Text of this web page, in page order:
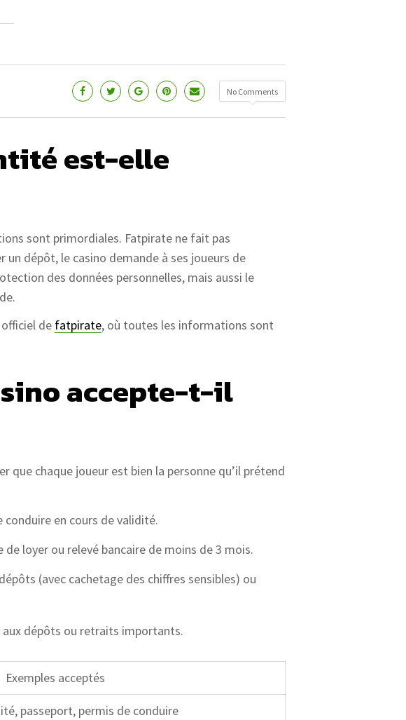
No Comments
est-elle
sont primordiales. Fatpirate ne fait pas
dépôt, le casino demande à ses joueurs de
des données personnelles, mais aussi le
de fatpirate, où toutes les informations sont
accepte-t-il
que chaque joueur est bien la personne qu’il prétend
en cours de validité.
loyer ou relevé bancaire de moins de 3 mois.
(avec cachetage des chiffres sensibles) ou
dépôts ou retraits importants.
Exemples acceptés
passeport, permis de conduire